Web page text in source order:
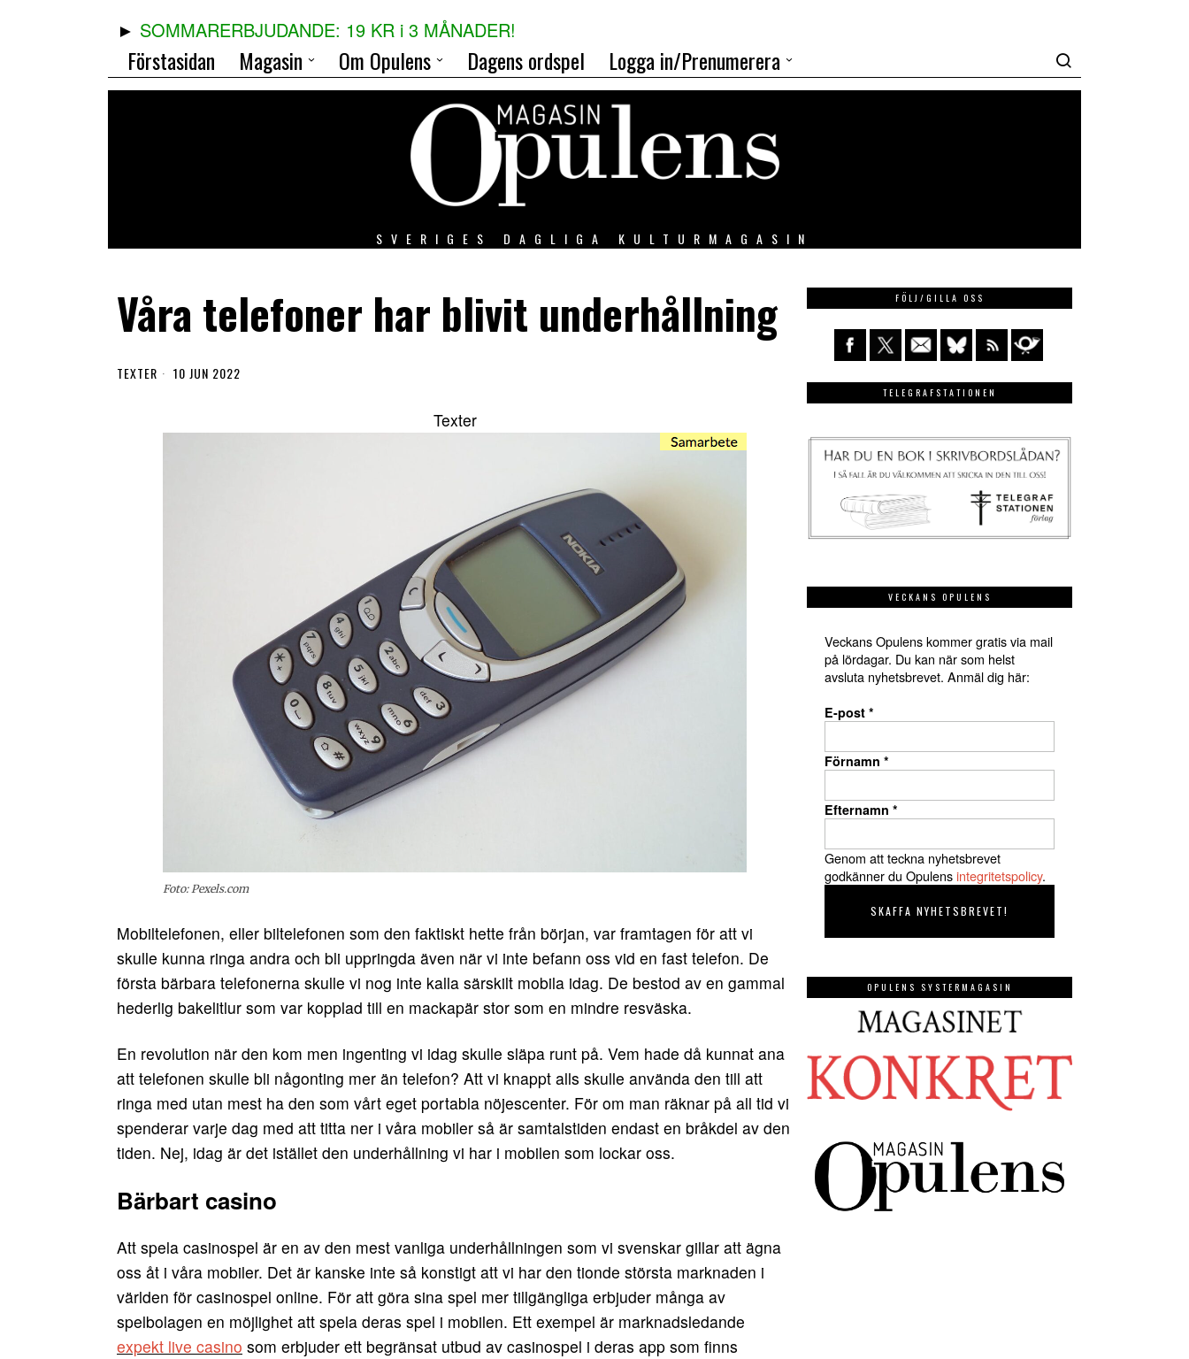
SOMMARERBJUDANDE: 19 KR i 3 MÅNADER!
Förstasidan Magasin Om Opulens Dagens ordspel Logga in/Prenumerera
SVERIGES DAGLIGA KULTURMAGASIN
Våra telefoner har blivit underhållning
TEXTER 10 JUN 2022
Foto: Pexels.com
Mobiltelefonen, eller biltelefonen som den faktiskt hette från början, var framtagen för att vi
skulle kunna ringa andra och bli uppringda även när vi inte befann oss vid en fast telefon. De
första bärbara telefonerna skulle vi nog inte kalla särskilt mobila idag. De bestod av en gammal
hederlig bakelitlur som var kopplad till en mackapär stor som en mindre resväska.
En revolution när den kom men ingenting vi idag skulle släpa runt på. Vem hade då kunnat ana
att telefonen skulle bli någonting mer än telefon? Att vi knappt alls skulle använda den till att
ringa med utan mest ha den som vårt eget portabla nöjescenter. För om man räknar på all tid vi
spenderar varje dag med att titta ner i våra mobiler så är samtalstiden endast en bråkdel av den
tiden. Nej, idag är det istället den underhållning vi har i mobilen som lockar oss.
Bärbart casino
Att spela casinospel är en av den mest vanliga underhållningen som vi svenskar gillar att ägna
oss åt i våra mobiler. Det är kanske inte så konstigt att vi har den tionde största marknaden i
världen för casinospel online. För att göra sina spel mer tillgängliga erbjuder många av
spelbolagen en möjlighet att spela deras spel i mobilen. Ett exempel är marknadsledande
expekt live casino som erbjuder ett begränsat utbud av casinospel i deras app som finns
FÖLJ/GILLA OSS
TELEGRAFSTATIONEN
VECKANS OPULENS
Veckans Opulens kommer gratis via mail
på lördagar. Du kan när som helst
avsluta nyhetsbrevet. Anmäl dig här:
E-post *
Förnamn *
Efternamn *
Genom att teckna nyhetsbrevet
godkänner du Opulensintegritetspolicy.
OPULENS SYSTERMAGASIN